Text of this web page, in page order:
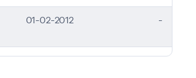
01-02-2012 -